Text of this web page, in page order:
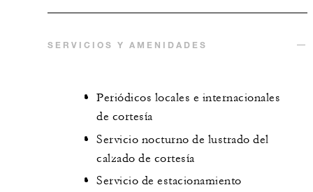
SERVICIOS Y AMENIDADES
Periódicos locales e internacionales
de cortesía
Servicio nocturno de lustrado del
calzado de cortesía
Servicio de estacionamiento